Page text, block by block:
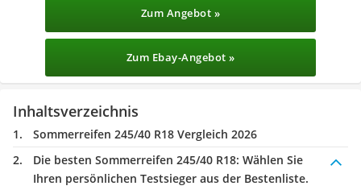
Zum Angebot »
Zum Ebay-Angebot »
Inhaltsverzeichnis
Sommerreifen 245/40 R18 Vergleich 2026
Die besten Sommerreifen 245/40 R18: Wählen Sie
Ihren persönlichen Testsieger aus der Bestenliste.